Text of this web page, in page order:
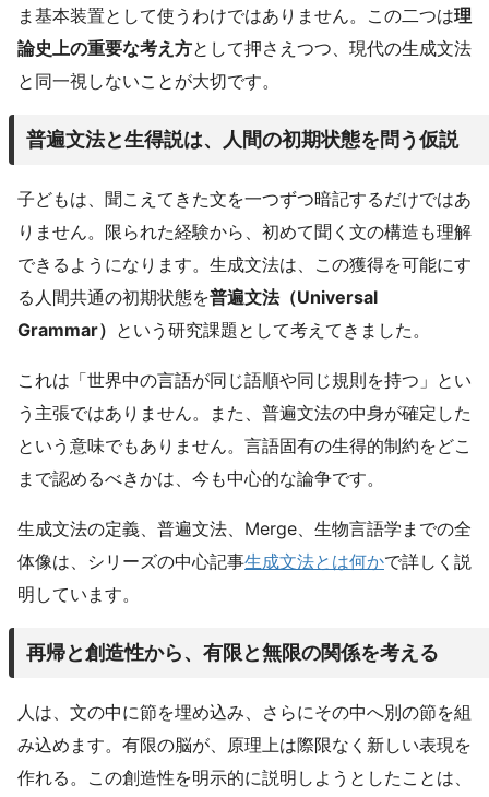
ま基本装置として使うわけではありません。この二つは理
論史上の重要な考え方として押さえつつ、現代の生成文法
と同一視しないことが大切です。
普遍文法と生得説は、人間の初期状態を問う仮説
子どもは、聞こえてきた文を一つずつ暗記するだけではあ
りません。限られた経験から、初めて聞く文の構造も理解
できるようになります。生成文法は、この獲得を可能にす
る人間共通の初期状態を普遍文法（Universal
Grammar） という研究課題として考えてきました。
これは「世界中の言語が同じ語順や同じ規則を持つ」とい
う主張ではありません。また、普遍文法の中身が確定した
という意味でもありません。言語固有の生得的制約をどこ
まで認めるべきかは、今も中心的な論争です。
生成文法の定義、普遍文法、Merge、生物言語学までの全
体像は、シリーズの中心記事生成文法とは何かで詳しく説
明しています。
再帰と創造性から、有限と無限の関係を考える
人は、文の中に節を埋め込み、さらにその中へ別の節を組
み込めます。有限の脳が、原理上は際限なく新しい表現を
作れる。この創造性を明示的に説明しようとしたことは、